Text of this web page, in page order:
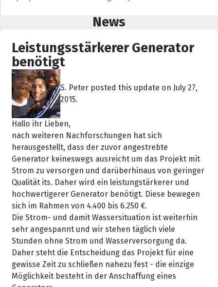
News
Leistungsstärkerer Generator
benötigt
S. Peter posted this update on July 27,
2015.
Hallo ihr Lieben,
nach weiteren Nachforschungen hat sich
herausgestellt, dass der zuvor angestrebte
Generator keineswegs ausreicht um das Projekt mit
Strom zu versorgen und darüberhinaus von geringer
Qualität its. Daher wird ein leistungstärkerer und
hochwertigerer Generator benötigt. Diese bewegen
sich im Rahmen von 4.400 bis 6.250 €.
Die Strom- und damit Wassersituation ist weiterhin
sehr angespannt und wir stehen täglich viele
Stunden ohne Strom und Wasserversorgung da.
Daher steht die Entscheidung das Projekt für eine
gewisse Zeit zu schließen nahezu fest - die einzige
Möglichkeit besteht in der Anschaffung eines
Help to collect more donations!